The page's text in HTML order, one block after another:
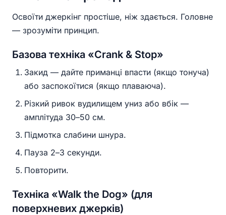
Освоїти джеркінг простіше, ніж здається. Головне
— зрозуміти принцип.
Базова техніка «Crank & Stop»
Закид — дайте приманці впасти (якщо тонуча)
або заспокоїтися (якщо плаваюча).
Різкий ривок вудилищем униз або вбік —
амплітуда 30–50 см.
Підмотка слабини шнура.
Пауза 2–3 секунди.
Повторити.
Техніка «Walk the Dog» (для
поверхневих джерків)